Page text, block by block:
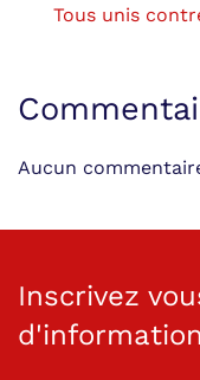
Tous unis
Aucun
Inscrivez